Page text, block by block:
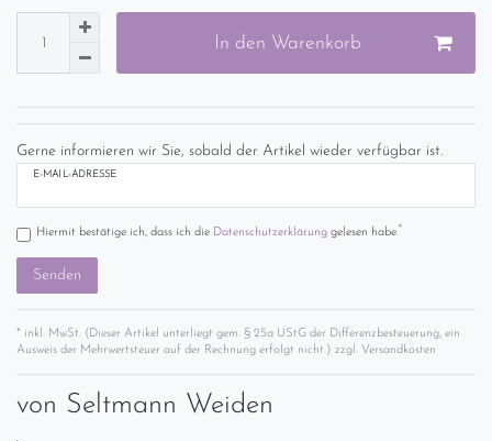
In den Warenkorb
Gerne informieren wir Sie, sobald der Artikel wieder verfügbar ist.
E-MAIL-ADRESSE
Hiermit bestätige ich, dass ich die Daten­schutz­erklärunggelesen habe.*
Senden
* inkl. MwSt. (Dieser Artikel unterliegt gem. § 25a UStG der Differenzbesteuerung, ein
Ausweis der Mehrwertsteuer auf der Rechnung erfolgt nicht.) zzgl. Versandkosten
von Seltmann Weiden